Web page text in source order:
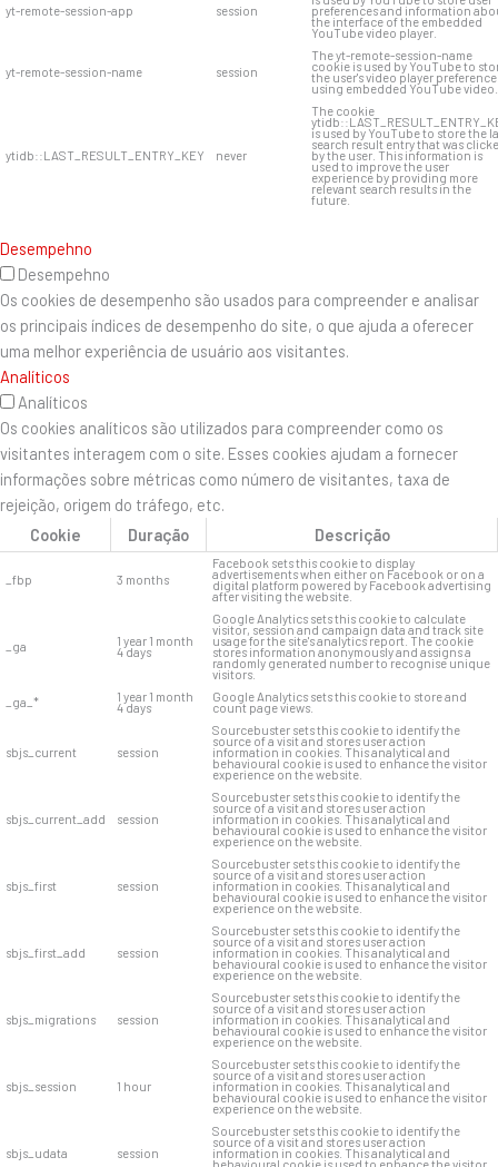
yt-remote-session-app session preferences and information
the interface of the embedded
YouTube video player.
yt-remote-session-name session
The yt-remote-session-name
cookie is used by YouTube to
the user's video player
using embedded YouTube video.
ytidb::LAST_RESULT_ENTRY_KEY never
The cookie
is used by YouTube to store the
search result entry that was
by the user. This information is
used to improve the user
experience by providing more
relevant search results in the
future.
Desempehno
Desempehno
Os cookies de desempenho são usados ​​para compreender e analisar
os principais índices de desempenho do site, o que ajuda a oferecer
uma melhor experiência de usuário aos visitantes.
Analíticos
Analíticos
Os cookies analíticos são utilizados para compreender como os
visitantes interagem com o site. Esses cookies ajudam a fornecer
informações sobre métricas como número de visitantes, taxa de
rejeição, origem do tráfego, etc.
Cookie
Duração Descrição
_fbp 3 months
Facebook sets this cookie to display
advertisements when either on Facebook or on a
digital platform powered by Facebook advertising
after visiting the website.
_ga 1 year 1 month
4 days
Google Analytics sets this cookie to calculate
visitor, session and campaign data and track site
usage for the site's analytics report. The cookie
stores information anonymously and assigns a
randomly generated number to recognise unique
visitors.
_ga_*
1 year 1 month
4 days
Google Analytics sets this cookie to store and
count page views.
sbjs_current session
Sourcebuster sets this cookie to identify the
source of a visit and stores user action
information in cookies. This analytical and
behavioural cookie is used to enhance the visitor
experience on the website.
sbjs_current_add session
Sourcebuster sets this cookie to identify the
source of a visit and stores user action
information in cookies. This analytical and
behavioural cookie is used to enhance the visitor
experience on the website.
sbjs_first session
Sourcebuster sets this cookie to identify the
source of a visit and stores user action
information in cookies. This analytical and
behavioural cookie is used to enhance the visitor
experience on the website.
sbjs_first_add session
Sourcebuster sets this cookie to identify the
source of a visit and stores user action
information in cookies. This analytical and
behavioural cookie is used to enhance the visitor
experience on the website.
sbjs_migrations session
Sourcebuster sets this cookie to identify the
source of a visit and stores user action
information in cookies. This analytical and
behavioural cookie is used to enhance the visitor
experience on the website.
sbjs_session 1 hour
Sourcebuster sets this cookie to identify the
source of a visit and stores user action
information in cookies. This analytical and
behavioural cookie is used to enhance the visitor
experience on the website.
sbjs_udata session
Sourcebuster sets this cookie to identify the
source of a visit and stores user action
information in cookies. This analytical and